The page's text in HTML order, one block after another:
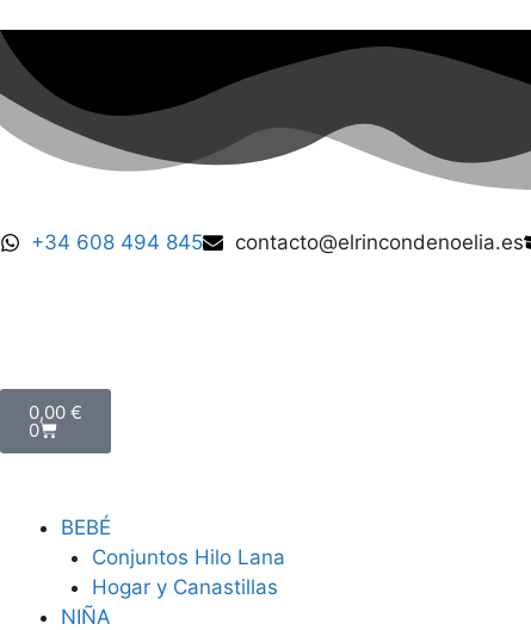
+34 608 494 845 contacto@elrincondenoelia.es
0,00 €
0
BEBÉ
Conjuntos Hilo Lana
Hogar y Canastillas
NIÑA